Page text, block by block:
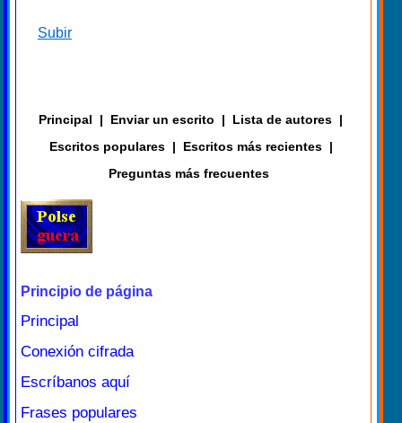
Subir
Principal | Enviar un escrito | Lista de autores |
Escritos populares | Escritos más recientes |
Preguntas más frecuentes
Principio de página
Principal
Conexión cifrada
Escríbanos aquí
Frases populares